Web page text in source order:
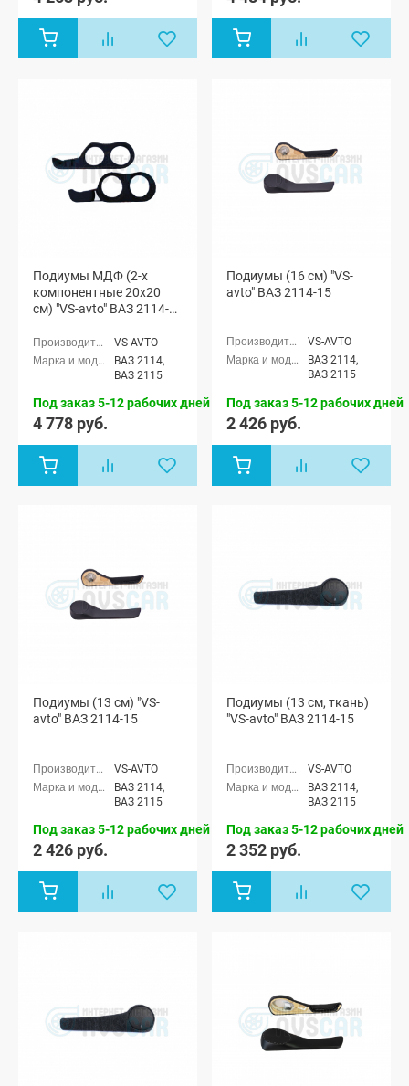
Подиумы МДФ (2-х
компонентные 20x20
см) "VS-avto" ВАЗ 2114-
VS-AVTO
ВАЗ 2114,
ВАЗ 2115
Под заказ 5-12 рабочих дней
4 778 руб.
Подиумы (16 см) "VS-
avto" ВАЗ 2114-15
VS-AVTO
ВАЗ 2114,
ВАЗ 2115
Под заказ 5-12 рабочих дней
2 426 руб.
Подиумы (13 см) "VS-
avto" ВАЗ 2114-15
VS-AVTO
ВАЗ 2114,
ВАЗ 2115
Под заказ 5-12 рабочих дней
2 426 руб.
Подиумы (13 см, ткань)
"VS-avto" ВАЗ 2114-15
VS-AVTO
ВАЗ 2114,
ВАЗ 2115
Под заказ 5-12 рабочих дней
2 352 руб.